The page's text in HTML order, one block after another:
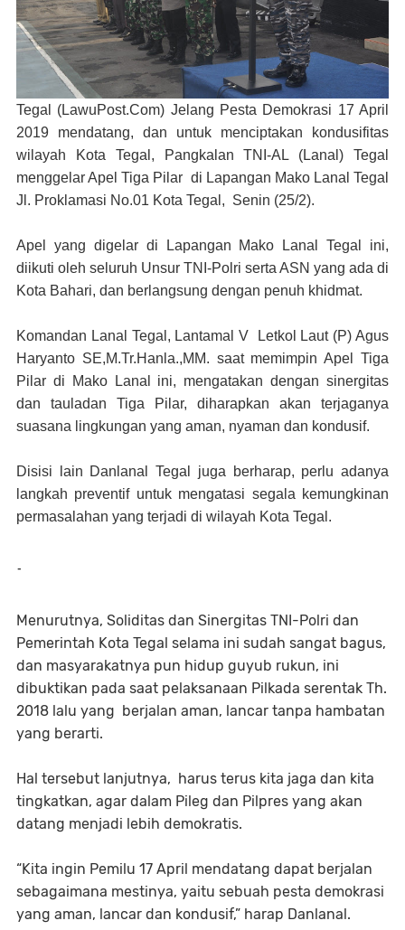
Tegal (LawuPost.Com) Jelang Pesta Demokrasi 17 April
2019 mendatang, dan untuk menciptakan kondusifitas
wilayah Kota Tegal, Pangkalan TNI-AL (Lanal) Tegal
menggelar Apel Tiga Pilar di Lapangan Mako Lanal Tegal
Jl. Proklamasi No.01 Kota Tegal, Senin (25/2).
Apel yang digelar di Lapangan Mako Lanal Tegal ini,
diikuti oleh seluruh Unsur TNI-Polri serta ASN yang ada di
Kota Bahari, dan berlangsung dengan penuh khidmat.
Komandan Lanal Tegal, Lantamal V Letkol Laut (P) Agus
Haryanto SE,M.Tr.Hanla.,MM. saat memimpin Apel Tiga
Pilar di Mako Lanal ini, mengatakan dengan sinergitas
dan tauladan Tiga Pilar, diharapkan akan terjaganya
suasana lingkungan yang aman, nyaman dan kondusif.
Disisi lain Danlanal Tegal juga berharap, perlu adanya
langkah preventif untuk mengatasi segala kemungkinan
permasalahan yang terjadi di wilayah Kota Tegal.
-
Menurutnya, Soliditas dan Sinergitas TNI-Polri dan
Pemerintah Kota Tegal selama ini sudah sangat bagus,
dan masyarakatnya pun hidup guyub rukun, ini
dibuktikan pada saat pelaksanaan Pilkada serentak Th.
2018 lalu yang berjalan aman, lancar tanpa hambatan
yang berarti.
Hal tersebut lanjutnya, harus terus kita jaga dan kita
tingkatkan, agar dalam Pileg dan Pilpres yang akan
datang menjadi lebih demokratis.
“Kita ingin Pemilu 17 April mendatang dapat berjalan
sebagaimana mestinya, yaitu sebuah pesta demokrasi
yang aman, lancar dan kondusif,” harap Danlanal.